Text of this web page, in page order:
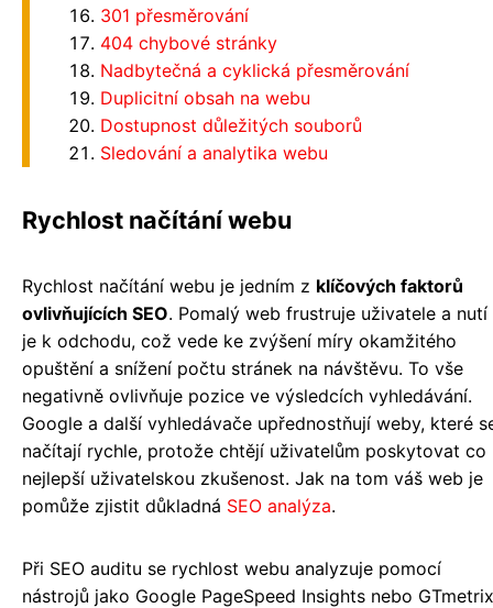
301 přesměrování
404 chybové stránky
Nadbytečná a cyklická přesměrování
Duplicitní obsah na webu
Dostupnost důležitých souborů
Sledování a analytika webu
Rychlost načítání webu
Rychlost načítání webu je jedním z klíčových faktorů
ovlivňujících SEO. Pomalý web frustruje uživatele a nutí
je k odchodu, což vede ke zvýšení míry okamžitého
opuštění a snížení počtu stránek na návštěvu. To vše
negativně ovlivňuje pozice ve výsledcích vyhledávání.
Google a další vyhledávače upřednostňují weby, které
načítají rychle, protože chtějí uživatelům poskytovat co
nejlepší uživatelskou zkušenost. Jak na tom váš web je
pomůže zjistit důkladná SEO analýza.
Při SEO auditu se rychlost webu analyzuje pomocí
nástrojů jako Google PageSpeed Insights nebo